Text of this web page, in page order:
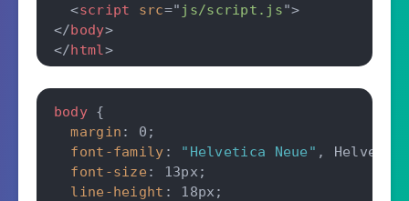
<script src=" js/script.js">
</body>
</html>
body {
margin : 0 ;
font-family : "Helvetica Neue" ,
font-size : 13px ;
line-height : 18px ;